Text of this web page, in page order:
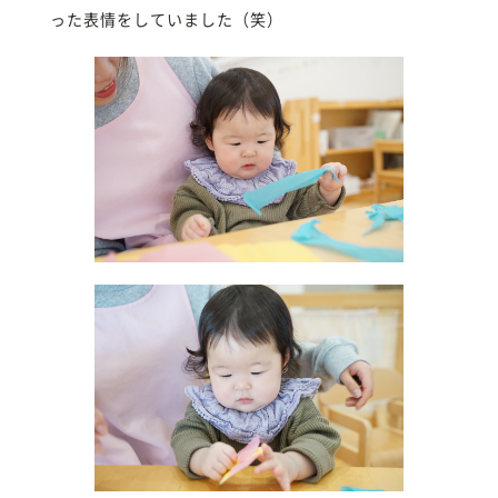
った表情をしていました（笑）